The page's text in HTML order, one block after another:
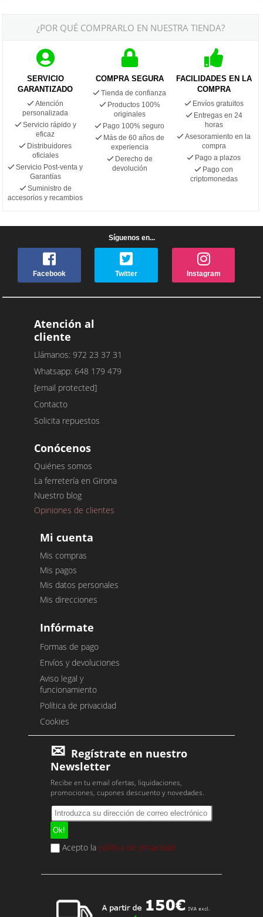
¿POR QUÉ COMPRARLO EN NUESTRA TIENDA?
SERVICIO
GARANTIZADO
Atención
personalizada
Servicio rápido y
eficaz
Distribuidores
oficiales
Servicio Post-venta y
Garantías
Suministro de
accesorios y recambios
COMPRA SEGURA
Tienda de confianza
Productos 100%
originales
Pago 100% seguro
Más de 60 años de
experiencia
Derecho de
devolución
FACILIDADES EN LA
COMPRA
Envíos gratuitos
Entregas en 24
horas
Asesoramiento en la
compra
Pago a plazos
Pago con
criptomonedas
Síguenos en...
Facebook Twitter Instagram
Atención al
cliente
Llámanos: 972 23 37 31
Whatsapp: 648 179 479
[email protected]
Contacto
Solicita repuestos
Conócenos
Quiénes somos
La ferretería en Girona
Nuestro blog
Opiniones de clientes
Mi cuenta
Mis compras
Mis pagos
Mis datos personales
Mis direcciones
Infórmate
Formas de pago
Envíos y devoluciones
Aviso legal y
funcionamiento
Política de privacidad
Cookies
Regístrate en nuestro
Newsletter
Recibe en tu email ofertas, liquidaciones,
promociones, cupones descuento y novedades.
Acepto la política de privacidad